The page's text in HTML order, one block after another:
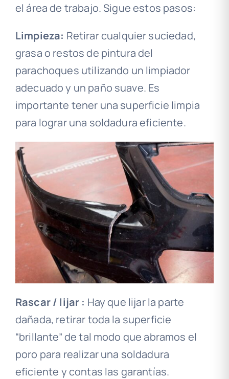
el área de trabajo. Sigue estos pasos:
Limpieza: Retirar cualquier suciedad,
grasa o restos de pintura del
parachoques utilizando un limpiador
adecuado y un paño suave. Es
importante tener una superficie limpia
para lograr una soldadura eficiente.
Rascar / lijar : Hay que lijar la parte
dañada, retirar toda la superficie
“brillante” de tal modo que abramos el
poro para realizar una soldadura
eficiente y contas las garantías.